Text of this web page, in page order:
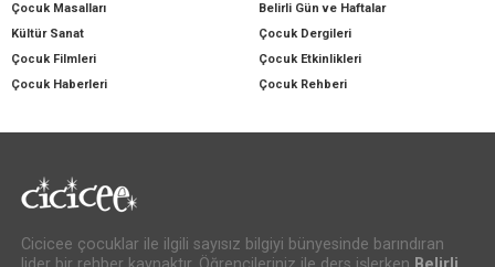
Çocuk Masalları
Belirli Gün ve Haftalar
Kültür Sanat
Çocuk Dergileri
Çocuk Filmleri
Çocuk Etkinlikleri
Çocuk Haberleri
Çocuk Rehberi
Cicicee çocuklar ile ilgili sayısız bilgiyi bünyesinde barındıran